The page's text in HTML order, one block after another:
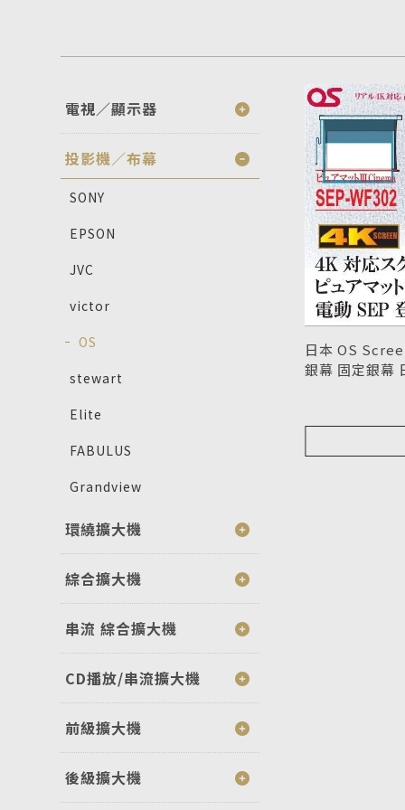
電視／顯示器
投影機／布幕
SONY
EPSON
JVC
victor
OS
stewart
Elite
FABULUS
Grandview
環繞擴大機
綜合擴大機
串流 綜合擴大機
CD播放/串流擴大機
前級擴大機
後級擴大機
日本 OS
銀幕 固定銀幕